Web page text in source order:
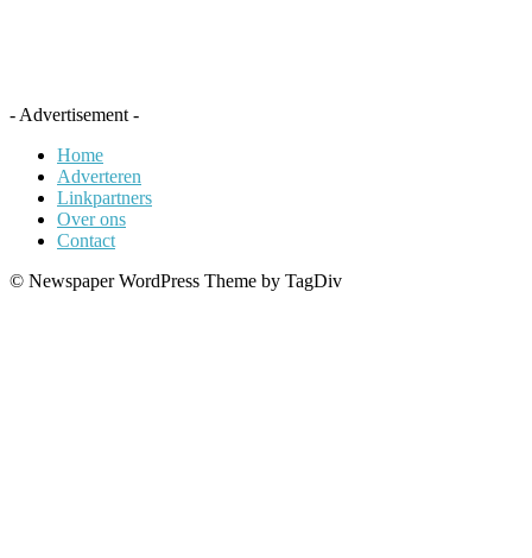
- Advertisement -
Home
Adverteren
Linkpartners
Over ons
Contact
© Newspaper WordPress Theme by TagDiv